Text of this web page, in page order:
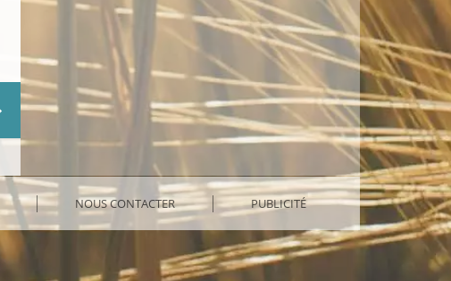
NOUS CONTACTER PUBLICITÉ